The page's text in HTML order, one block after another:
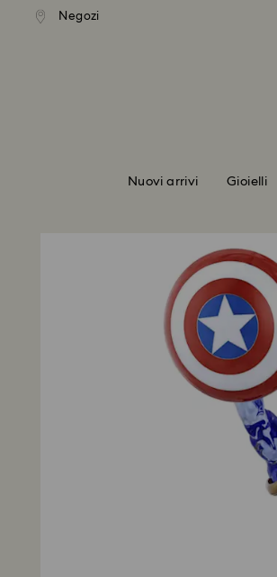
Accesskeys list
Negozi
standard gratuita
superiori a 110 CHF
Nuovi arrivi Gioielli